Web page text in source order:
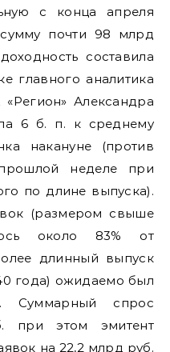
с конца апреля
почти 98 млрд
составила
главного аналитика
Александра
6 б. п. к среднему
накануне (против
неделе при
по длине выпуска).
(размером свыше
около 83% от
длинный выпуск
года) ожидаемо был
Суммарный спрос
при этом эмитент
на 22,2 млрд руб.